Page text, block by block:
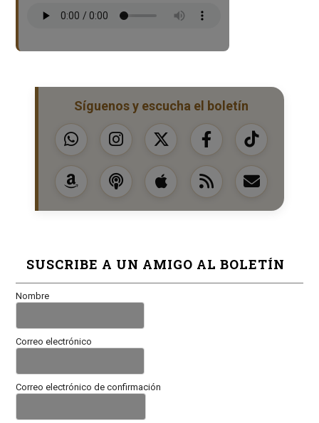
Síguenos y escucha el boletín
SUSCRIBE A UN AMIGO AL BOLETÍN
Nombre
Correo electrónico
Correo electrónico de confirmación